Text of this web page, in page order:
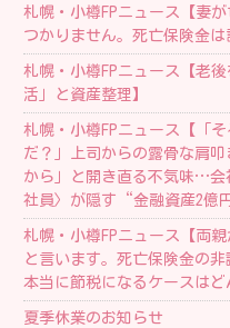
札幌・小樽FPニュース【妻
つかりません。死亡保険金は
札幌・小樽FPニュース【老
活」と資産整理】
札幌・小樽FPニュース【「
だ？」上司からの露骨な肩
から」と開き直る不気味…会
社員〉が隠す“金融資産2億
札幌・小樽FPニュース【両
と言います。死亡保険金の
本当に節税になるケースはど
夏季休業のお知らせ